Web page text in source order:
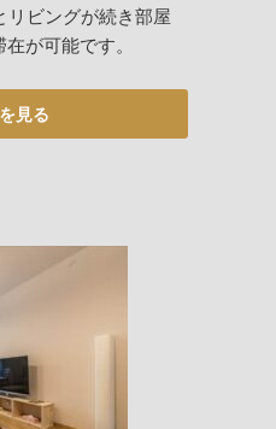
リビングが続き部屋
が可能です。